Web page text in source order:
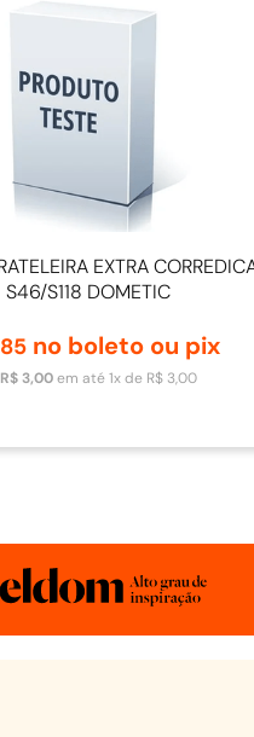
EXTRA
S46/S118 DOMETIC
85no boleto ou pix
R$ 3,00em até1x de R$ 3,00
ao carrinho